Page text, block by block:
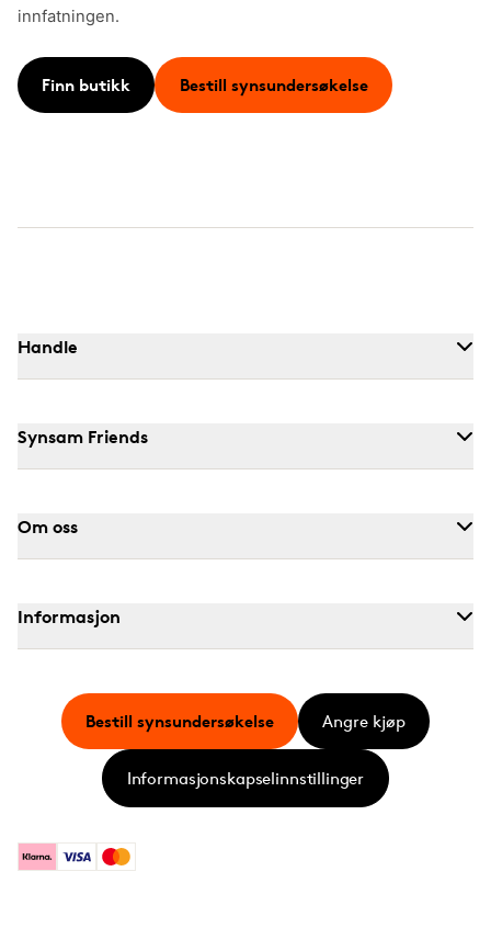
innfatningen.
Finn butikk Bestill synsundersøkelse
Handle
Synsam Friends
Om oss
Informasjon
KlarnaVisa Mastercard
Bestill synsundersøkelse Angre kjøp
Informasjonskapselinnstillinger